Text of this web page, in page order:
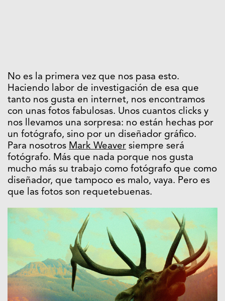
No es la primera vez que nos pasa esto.
Haciendo labor de investigación de esa que
tanto nos gusta en internet, nos encontramos
con unas fotos fabulosas. Unos cuantos clicks y
nos llevamos una sorpresa: no están hechas por
un fotógrafo, sino por un diseñador gráfico.
Para nosotros Mark Weaver siempre será
fotógrafo. Más que nada porque nos gusta
mucho más su trabajo como fotógrafo que como
diseñador, que tampoco es malo, vaya. Pero es
que las fotos son requetebuenas.